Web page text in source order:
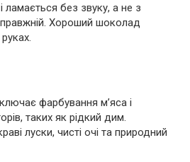
ламається без звуку, а не з
Хороший шоколад
фарбування м’яса і
таких як рідкий дим.
луски, чисті очі та природний